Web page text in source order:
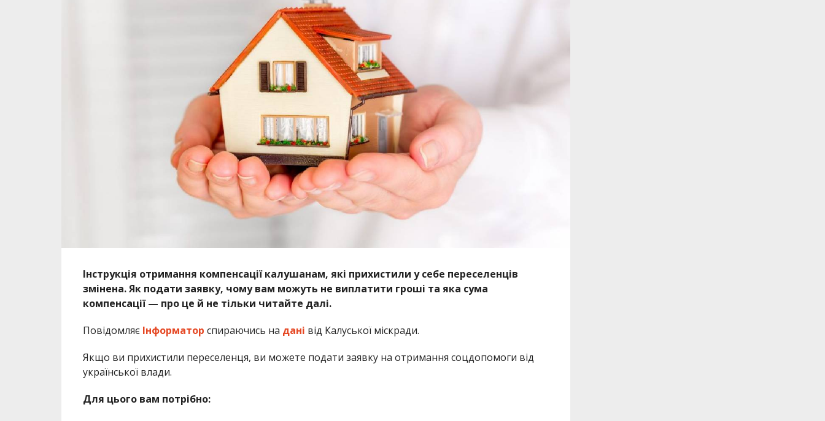
Інструкція отримання компенсації калушанам, які прихистили у себе переселенців
змінена. Як подати заявку, чому вам можуть не виплатити гроші та яка сума
компенсації — про це й не тільки читайте далі.
Повідомляє Інформатор спираючись на дані від Калуської міскради.
Якщо ви прихистили переселенця, ви можете подати заявку на отримання соцдопомоги від
української влади.
Для цього вам потрібно: